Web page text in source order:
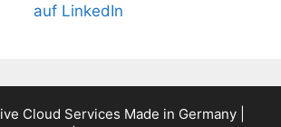
Cloud Services Made in Germany |